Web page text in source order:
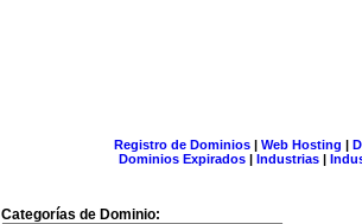
Registro de Dominios| Web Hosting |
Dominios Expirados | Industrias |
Categorías de Dominio: